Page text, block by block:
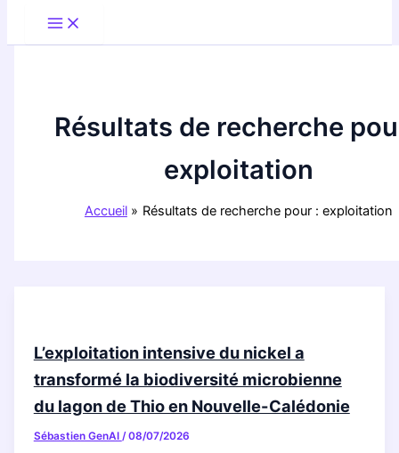
Résultats de recherche
exploitation
Accueil Résultats de recherche pour : exploitation
L’exploitation intensive du nickel a
transformé la biodiversité microbienne
du lagon de Thio en Nouvelle-Calédonie
Sébastien GenAI /08/07/2026